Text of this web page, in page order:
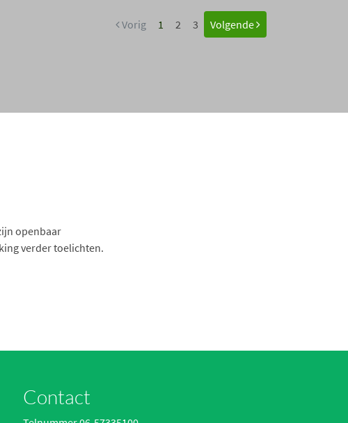
Vorig 1 2 3 Volgende
openbaar
verder toelichten.
Contact